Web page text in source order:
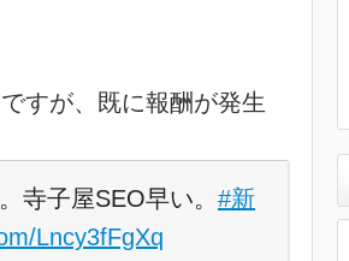
すが、既に報酬が発生
寺子屋SEO早い。 #新
Lncy3fFgXq